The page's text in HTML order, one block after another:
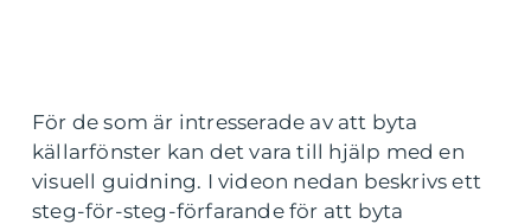
För de som är intresserade av att byta
källarfönster kan det vara till hjälp med en
visuell guidning. I videon nedan beskrivs ett
steg-för-steg-förfarande för att byta